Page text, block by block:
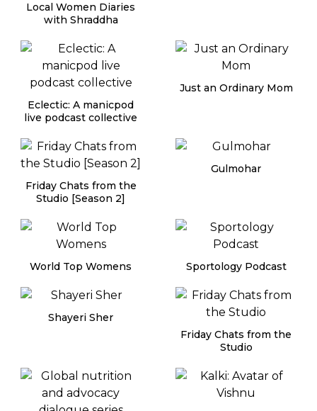
Local Women Diaries
with Shraddha
Eclectic: A manicpod
live podcast collective
Just an Ordinary Mom
Friday Chats from the
Studio [Season 2]
Gulmohar
World Top Womens Sportology Podcast
Shayeri Sher
Friday Chats from the
Studio